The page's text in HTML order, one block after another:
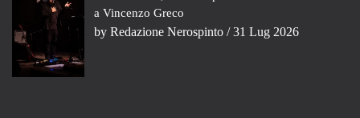
a Vincenzo Greco
by Redazione Nerospinto / 31 Lug 2026